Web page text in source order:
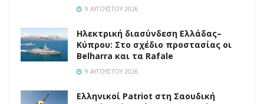
9 ΑΥΓΟΎΣΤΟΥ 2026
Ηλεκτρική διασύνδεση Ελλάδας–
Κύπρου: Στο σχέδιο προστασίας οι
Belharra και τα Rafale
9 ΑΥΓΟΎΣΤΟΥ 2026
Ελληνικοί Patriot στη Σαουδική